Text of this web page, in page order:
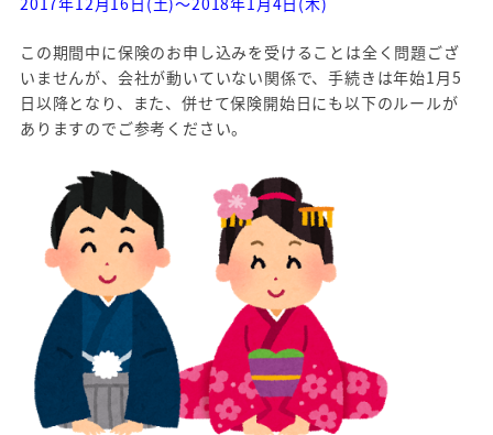
この期間中に保険のお申し込みを受けることは全く問題ござ
いませんが、会社が動いていない関係で、手続きは年始1月5
日以降となり、また、併せて保険開始日にも以下のルールが
ありますのでご参考ください。